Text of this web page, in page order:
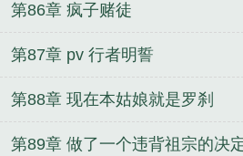
第86章 疯子赌徒
第87章 pv 行者明誓
第88章 现在本姑娘就是罗刹
第89章 做了一个违背祖宗的决